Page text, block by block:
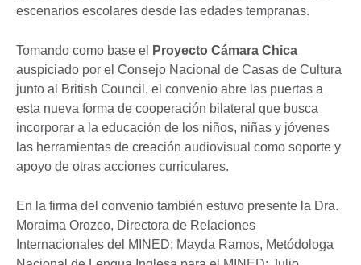
escenarios escolares desde las edades tempranas.
Tomando como base el
Proyecto Cámara Chica
auspiciado por el Consejo Nacional de Casas de Cultura
junto al British Council, el convenio abre las puertas a
esta nueva forma de cooperación bilateral que busca
incorporar a la educación de los niños, niñas y jóvenes
las herramientas de creación audiovisual como soporte y
apoyo de otras acciones curriculares.
En la firma del convenio también estuvo presente la Dra.
Moraima Orozco, Directora de Relaciones
Internacionales del MINED; Mayda Ramos, Metódologa